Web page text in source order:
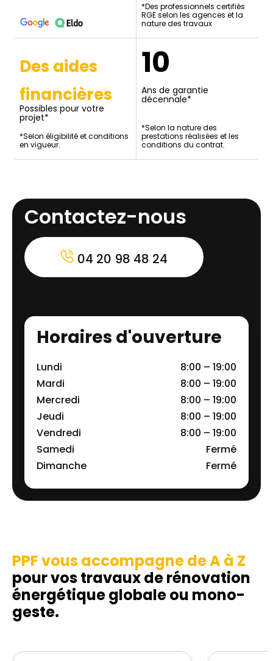
*Des professionnels certifiés
RGE selon les agences et la
nature des travaux
Des aides
financières
Possibles pour votre
projet*
*Selon éligibilité et conditions
en vigueur.
10
Ans de garantie
décennale*
*Selon la nature des
prestations réalisées et les
conditions du contrat.
Contactez-nous
04 20 98 48 24
Horaires d'ouverture
Lundi
8:00 – 19:00
Mardi
8:00 – 19:00
Mercredi
8:00 – 19:00
Jeudi
8:00 – 19:00
Vendredi
8:00 – 19:00
Samedi
Fermé
Dimanche
Fermé
PPF vous accompagne de A à Z
pour vos travaux de rénovation
énergétique globale ou mono-
geste.